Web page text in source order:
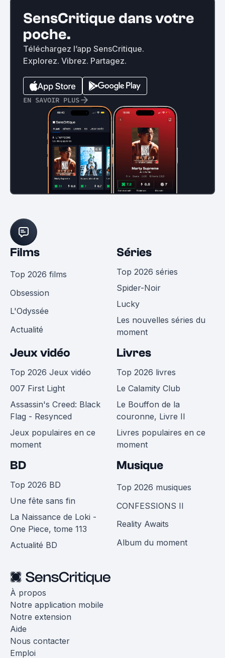
SensCritique dans votre
poche.
Téléchargez l’app SensCritique.
Explorez. Vibrez. Partagez.
EN SAVOIR PLUS
Films
Top 2026 films
Obsession
L'Odyssée
Actualité
Séries
Top 2026 séries
Spider-Noir
Lucky
Les nouvelles séries du
moment
Jeux vidéo
Top 2026 Jeux vidéo
007 First Light
Assassin's Creed: Black
Flag - Resynced
Jeux populaires en ce
moment
Livres
Top 2026 livres
Le Calamity Club
Le Bouffon de la
couronne, Livre II
Livres populaires en ce
moment
BD
Top 2026 BD
Une fête sans fin
La Naissance de Loki -
One Piece, tome 113
Actualité BD
Musique
Top 2026 musiques
CONFESSIONS II
Reality Awaits
Album du moment
À propos
Notre application mobile
Notre extension
Aide
Nous contacter
Emploi